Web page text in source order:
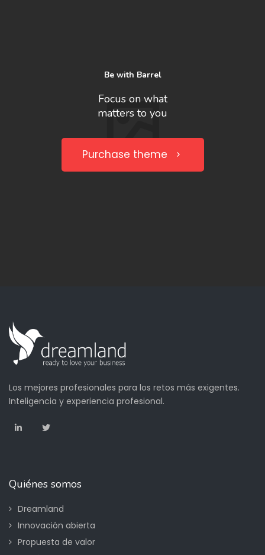
Be with Barrel
Focus on what
matters to you
Purchase theme
Los mejores profesionales para los retos más exigentes.
Inteligencia y experiencia profesional.
Quiénes somos
Dreamland
Innovación abierta
Propuesta de valor